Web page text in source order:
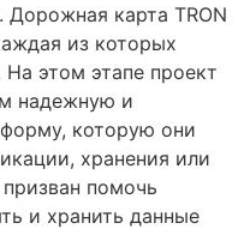
карта TRON
из которых
На этом этапе проект
надежную и
которую они
хранения или
помочь
и хранить данные